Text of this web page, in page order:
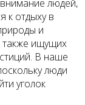
людей,
к отдыху в
и
также ищущих
В наше
люди
уголок